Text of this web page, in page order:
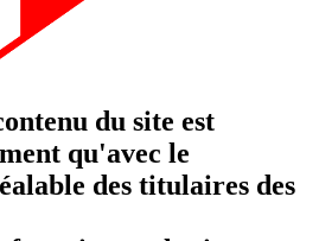
du site est
qu'avec le
des titulaires des